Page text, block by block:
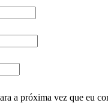
a próxima vez que eu